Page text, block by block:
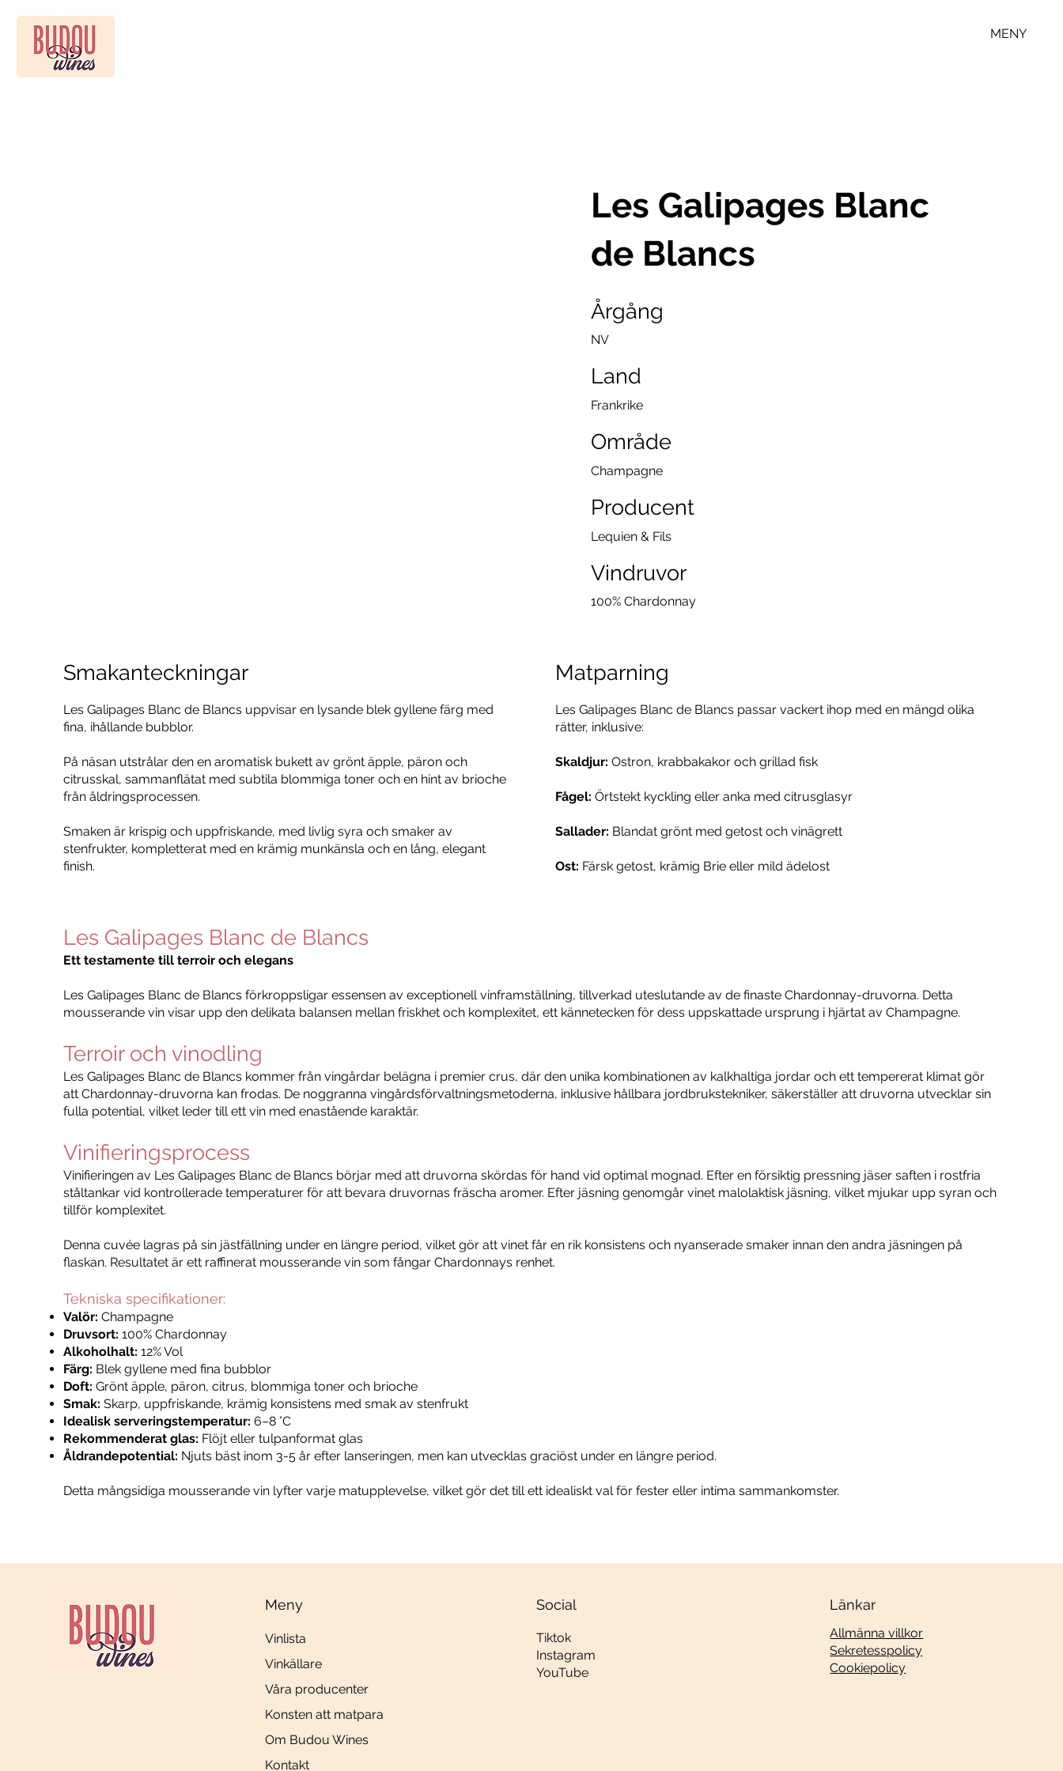
MENY
Les Galipages Blanc
de Blancs
Årgång
NV
Land
Frankrike
Område
Champagne
Producent
Lequien & Fils
Vindruvor
100% Chardonnay
Smakanteckningar
Les Galipages Blanc de Blancs uppvisar en lysande blek gyllene färg med
fina, ihållande bubblor.
På näsan utstrålar den en aromatisk bukett av grönt äpple, päron och
citrusskal, sammanflätat med subtila blommiga toner och en hint av brioche
från åldringsprocessen.
Smaken är krispig och uppfriskande, med livlig syra och smaker av
stenfrukter, kompletterat med en krämig munkänsla och en lång, elegant
finish.
Matparning
Les Galipages Blanc de Blancs passar vackert ihop med en mängd olika
rätter, inklusive:
Skaldjur: Ostron, krabbakakor och grillad fisk
Fågel: Örtstekt kyckling eller anka med citrusglasyr
Sallader: Blandat grönt med getost och vinägrett
Ost: Färsk getost, krämig Brie eller mild ädelost
Les Galipages Blanc de Blancs
Ett testamente till terroir och elegans
Les Galipages Blanc de Blancs förkroppsligar essensen av exceptionell vinframställning, tillverkad uteslutande av de finaste Chardonnay-druvorna. Detta
mousserande vin visar upp den delikata balansen mellan friskhet och komplexitet, ett kännetecken för dess uppskattade ursprung i hjärtat av Champagne.
Terroir och vinodling
Les Galipages Blanc de Blancs kommer från vingårdar belägna i premier crus, där den unika kombinationen av kalkhaltiga jordar och ett tempererat klimat gör
att Chardonnay-druvorna kan frodas. De noggranna vingårdsförvaltningsmetoderna, inklusive hållbara jordbrukstekniker, säkerställer att druvorna utvecklar sin
fulla potential, vilket leder till ett vin med enastående karaktär.
Vinifieringsprocess
Vinifieringen av Les Galipages Blanc de Blancs börjar med att druvorna skördas för hand vid optimal mognad. Efter en försiktig pressning jäser saften i rostfria
ståltankar vid kontrollerade temperaturer för att bevara druvornas fräscha aromer. Efter jäsning genomgår vinet malolaktisk jäsning, vilket mjukar upp syran och
tillför komplexitet.
Denna cuvée lagras på sin jästfällning under en längre period, vilket gör att vinet får en rik konsistens och nyanserade smaker innan den andra jäsningen på
flaskan. Resultatet är ett raffinerat mousserande vin som fångar Chardonnays renhet.
Tekniska specifikationer:
Valör: Champagne
Druvsort: 100% Chardonnay
Alkoholhalt: 12% Vol
Färg: Blek gyllene med fina bubblor
Doft: Grönt äpple, päron, citrus, blommiga toner och brioche
Smak: Skarp, uppfriskande, krämig konsistens med smak av stenfrukt
Idealisk serveringstemperatur: 6–8 °C
Rekommenderat glas: Flöjt eller tulpanformat glas
Åldrandepotential: Njuts bäst inom 3-5 år efter lanseringen, men kan utvecklas graciöst under en längre period.
Detta mångsidiga mousserande vin lyfter varje matupplevelse, vilket gör det till ett idealiskt val för fester eller intima sammankomster.
Vinlista
Vinkällare
Våra producenter
Konsten att matpara
Om Budou Wines
Kontakt
Meny
Allmänna villkor
Sekretesspolicy
Cookiepolicy
Länkar
Tiktok
Instagram
YouTube
Social